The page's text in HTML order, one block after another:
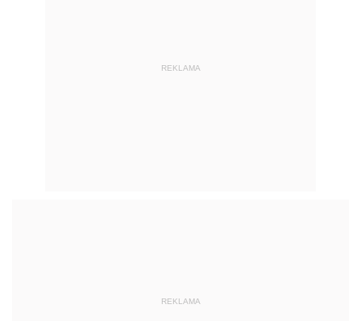
REKLAMA
REKLAMA